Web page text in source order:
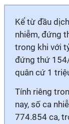
Kể từ đầu
nhiễm, đứng
trong khi với
đứng thứ
quân cứ 1
Tính riêng
nay, số ca
774.854 ca,